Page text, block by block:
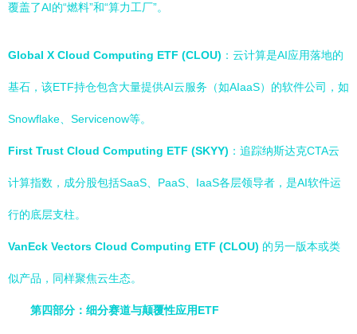
覆盖了AI的“燃料”和“算力工厂”。
Global X Cloud Computing ETF (CLOU) ：云计算是AI应用落地的
基石，该ETF持仓包含大量提供AI云服务（如AIaaS）的软件公司，如
Snowflake、Servicenow等。
First Trust Cloud Computing ETF (SKYY) ：追踪纳斯达克CTA云
计算指数，成分股包括SaaS、PaaS、IaaS各层领导者，是AI软件运
行的底层支柱。
VanEck Vectors Cloud Computing ETF (CLOU) 的另一版本或类
似产品，同样聚焦云生态。
第四部分：细分赛道与颠覆性应用ETF